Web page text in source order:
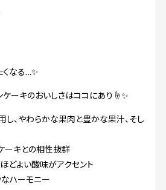
くなる…✨
ケーキのおいしさはココにあり☝️✨
、やわらかな果肉と豊かな果汁、そし
ーキとの相性抜群
どよい酸味がアクセント
ハーモニー